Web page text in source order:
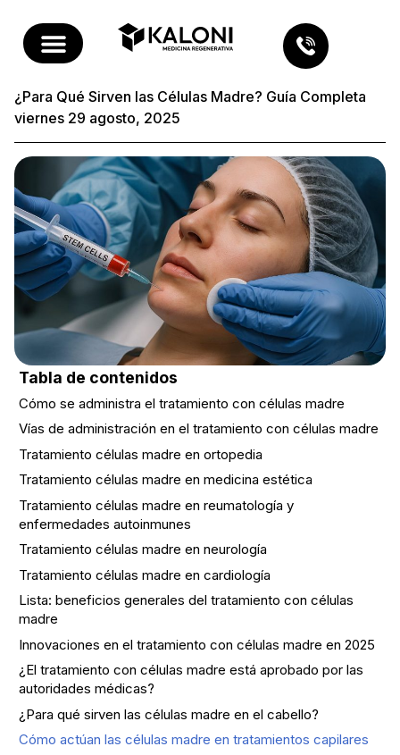
¿Para Qué Sirven las Células Madre? Guía Completa
viernes 29 agosto, 2025
Tabla de contenidos
Cómo se administra el tratamiento con células madre
Vías de administración en el tratamiento con células madre
Tratamiento células madre en ortopedia
Tratamiento células madre en medicina estética
Tratamiento células madre en reumatología y
enfermedades autoinmunes
Tratamiento células madre en neurología
Tratamiento células madre en cardiología
Lista: beneficios generales del tratamiento con células
madre
Innovaciones en el tratamiento con células madre en 2025
¿El tratamiento con células madre está aprobado por las
autoridades médicas?
¿Para qué sirven las células madre en el cabello?
Cómo actúan las células madre en tratamientos capilares